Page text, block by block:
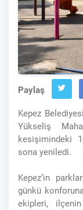
Paylaş
Kepez
Yükseliş
kesişimindeki
sona yeniledi.
Kepez’in
günkü
ekipleri,